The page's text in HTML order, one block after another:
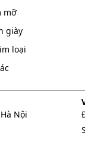
mỡ
giày
loại
Nội